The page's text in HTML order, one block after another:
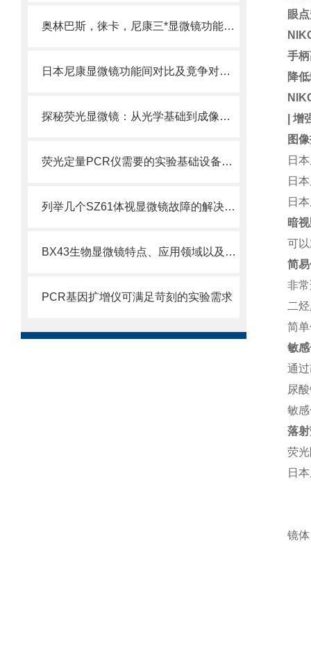
奥林巴斯，徕卡，尼康三*显微镜功能及品牌哪个好
日本尼康显微镜功能间对比及竟争对手品牌对比
探秘荧光显微镜：从光学基础到成像优化全攻略
荧光定量PCR仪需要的实验基础设备有哪些呢
列举几个SZ61体视显微镜故障的解决方法
BX43生物显微镜特点、应用领域以及对科学研究的贡献
PCR基因扩增仪可满足苛刻的实验需求
眼
手
降
增
图
日
日
日
暗
可
简
非
二
简
敏
通
尿
敏
落
荧
日
镜体